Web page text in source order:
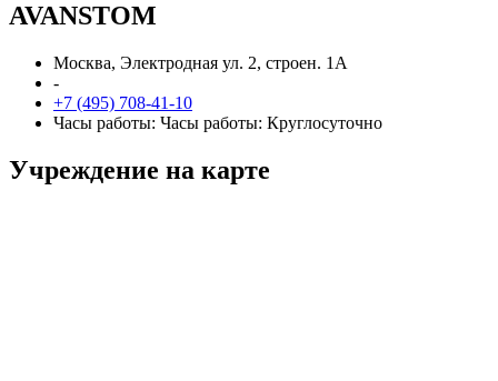
AVANSTOM
Москва, Электродная ул. 2, строен. 1А
-
+7 (495) 708-41-10
Часы работы: Часы работы: Круглосуточно
Учреждение на карте